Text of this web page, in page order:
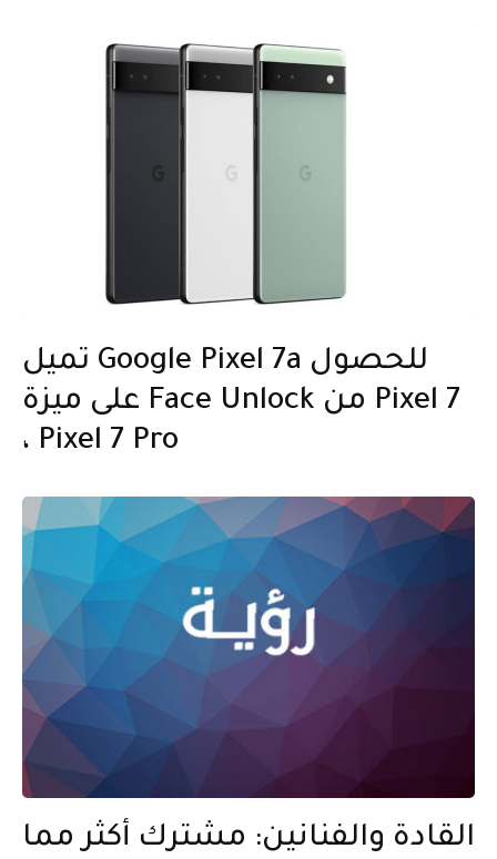
تميل Google Pixel 7a للحصول
على ميزة Face Unlock من Pixel 7
، Pixel 7 Pro
القادة والفنانين: مشترك أكثر مما